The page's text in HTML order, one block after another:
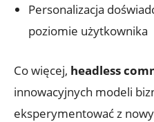
Personalizacja
poziomie ⁣użytkownika
Co więcej, headless
innowacyjnych modeli
eksperymentować z